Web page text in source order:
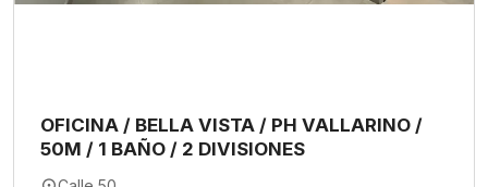
OFICINA / BELLA VISTA / PH VALLARINO /
50M / 1 BAÑO / 2 DIVISIONES